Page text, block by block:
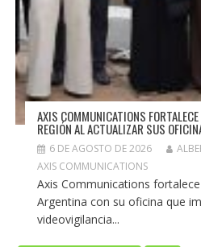
AXIS COMMUNICATIONS
REGIÓN AL ACTUALIZAR SUS
6 DE AGOSTO DE 2026
AXIS COMMUNICATIONS
Axis Communications
Argentina con su oficina que
videovigilancia...